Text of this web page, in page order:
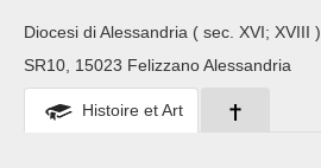
Diocesi di Alessandria ( sec. XVI; XVIII )
SR10, 15023 Felizzano Alessandria
Histoire et Art